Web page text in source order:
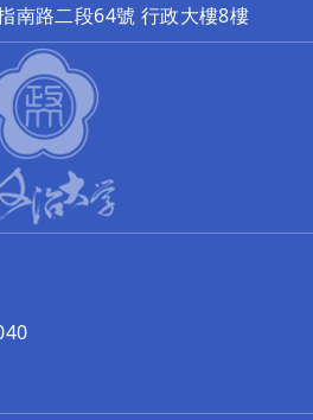
南路二段64號 行政大樓8樓